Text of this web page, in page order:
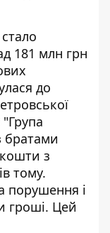
181 млн грн
до
братами
з
тому.
порушення і
гроші. Цей